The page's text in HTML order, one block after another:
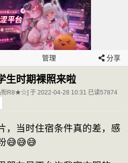
管理 分享
生时期裸照来啦
R8★☆] 于 2022-04-28 10:31 已读57874
，当时住宿条件真的差，感
😅😅😅